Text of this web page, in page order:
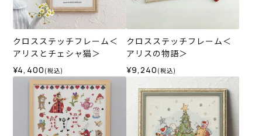
クロスステッチフレーム＜
アリスとチェシャ猫＞
¥4,400 (税込)
クロスステッチフレーム＜
アリスの物語＞
¥9,240 (税込)